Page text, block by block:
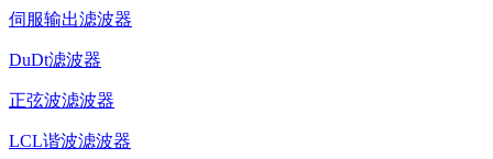
伺服输出滤波器
DuDt滤波器
正弦波滤波器
LCL谐波滤波器